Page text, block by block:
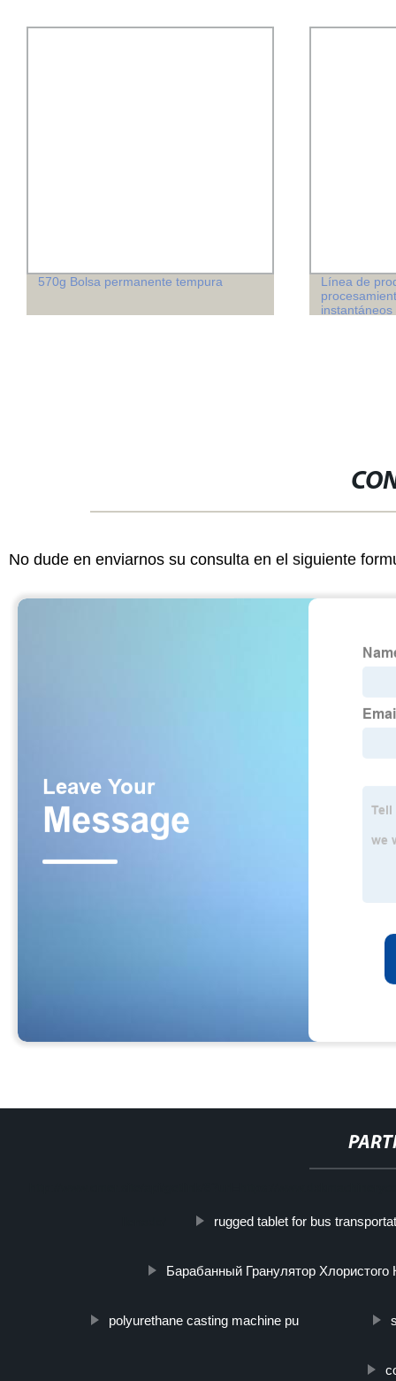
570g Bolsa permanente tempura
Línea de
No dude en enviarnos su consulta en el siguiente
rugged tablet for bus
Барабанный Гранулятор Хлористого
polyurethane casting machine pu